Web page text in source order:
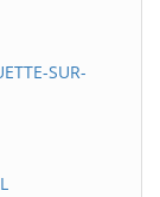
SUR-